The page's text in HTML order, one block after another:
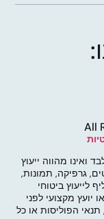
ואינו מהווה ייעוץ
גרפיקה, תמונות,
לייעוץ ביטוחי
יועץ מקצועי לפני
הפוליסות או כל